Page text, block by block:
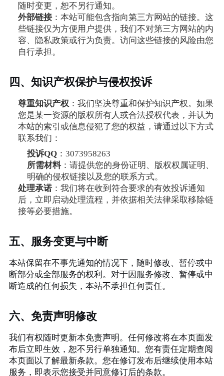
随时变更，恕不另行通知。
外部链接：本站可能包含指向第三方网站的链接。这
些链接仅为方便用户提供，我们不对第三方网站的内
容、隐私政策或行为负责。访问这些链接的风险由您
自行承担。
四、知识产权保护与侵权投诉
尊重知识产权：我们坚决尊重和保护知识产权。如果
您是某一资源的版权所有人或合法授权代表，并认为
本站的索引或信息侵犯了您的权益，请通过以下方式
联系我们：
投诉QQ：3073958263
所需材料：请提供您的身份证明、版权权属证明、
明确的侵权链接以及您的联系方式。
处理承诺：我们将在收到符合要求的有效投诉通知
后，立即启动处理流程，并依据相关法律采取移除链
接等必要措施。
五、服务变更与中断
本站保留在不事先通知的情况下，随时修改、暂停或中
断部分或全部服务的权利。对于因服务修改、暂停或中
断造成的任何损失，本站不承担任何责任。
六、免责声明修改
我们有权随时更新本免责声明。任何修改将在本页面发
布后立即生效，恕不另行单独通知。您有责任定期查阅
本页面以了解最新条款。您在修订发布后继续使用本站
服务，即表示您接受并同意修订后的条款。